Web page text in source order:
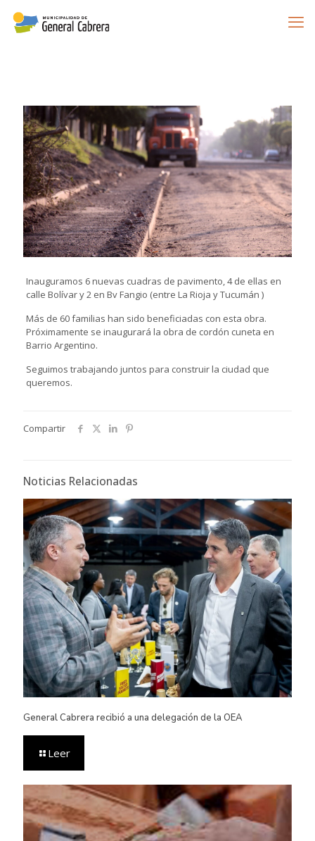
Inauguramos 6 nuevas cuadras de pavimento, 4 de ellas en
calle Bolívar y 2 en Bv Fangio (entre La Rioja y Tucumán )
Más de 60 familias han sido beneficiadas con esta obra.
Próximamente se inaugurará la obra de cordón cuneta en
Barrio Argentino.
Seguimos trabajando juntos para construir la ciudad que
queremos.
Compartir
Noticias Relacionadas
General Cabrera recibió a una delegación de la OEA
Leer